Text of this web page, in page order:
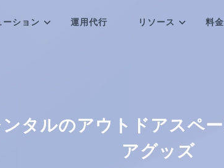
ーション 運用代行 リソース 料
タルのアウトドアスペ
アグッズ